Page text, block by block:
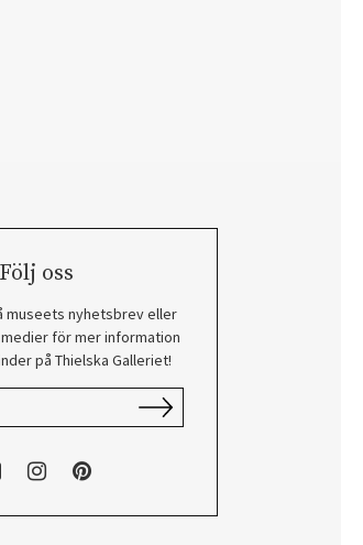
Följ oss
museets nyhetsbrev eller
för mer information
på Thielska Galleriet!